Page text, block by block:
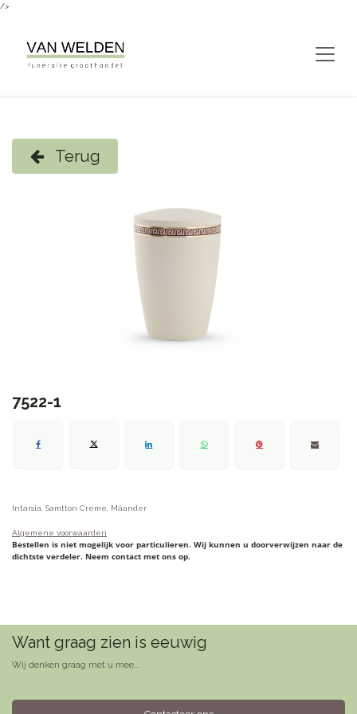
/>
Terug
7522-1
Intarsia, Samtton Creme, Mäander
Algemene voorwaarden
Bestellen is niet mogelijk voor particulieren. Wij kunnen u doorverwijzen naar de
dichtste verdeler. Neem contact met ons op.
Want graag zien is eeuwig
Wij denken graag met u mee...